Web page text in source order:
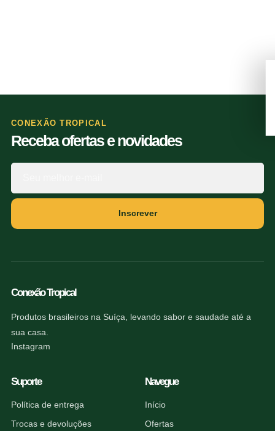
CONEXÃO TROPICAL
Receba ofertas e novidades
Inscrever
Conexão Tropical
Produtos brasileiros na Suíça, levando sabor e saudade até a
sua casa.
Instagram
Suporte
Política de entrega
Trocas e devoluções
Navegue
Início
Ofertas